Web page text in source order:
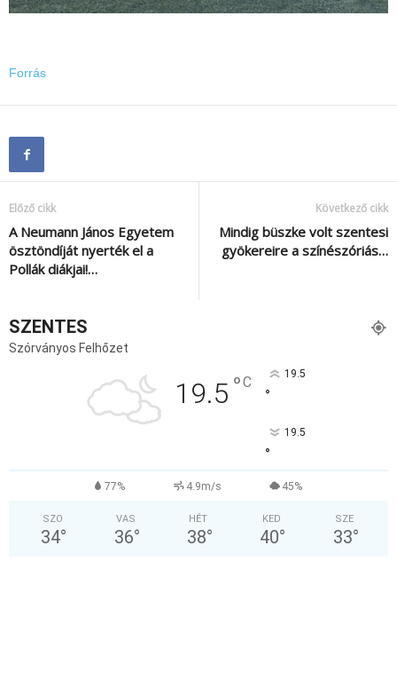
Forrás
Előző cikk
A Neumann János Egyetem
ösztöndíját nyerték el a
Pollák diákjai!…
Következő cikk
Mindig büszke volt szentesi
gyökereire a színészóriás…
SZENTES
Szórványos Felhőzet
19.5 °C 19.5
°
19.5
°
77% 4.9m/s 45%
SZO
34°
VAS
36°
HÉT
38°
KED
40°
SZE
33°